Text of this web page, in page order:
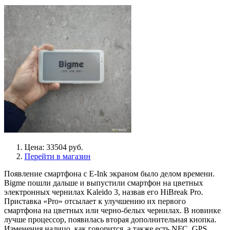
Цена: 33504 руб.
Перейти в магазин
Появление смартфона с E-Ink экраном было делом времени.
Bigme пошли дальше и выпустили смартфон на цветных
электронных чернилах Kaleido 3, назвав его HiBreak Pro.
Приставка «Pro» отсылает к улучшению их первого
смартфона на цветных или черно-белых чернилах. В новинке
лучше процессор, появилась вторая дополнительная кнопка.